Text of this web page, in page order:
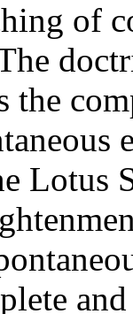
of
the
Lotus